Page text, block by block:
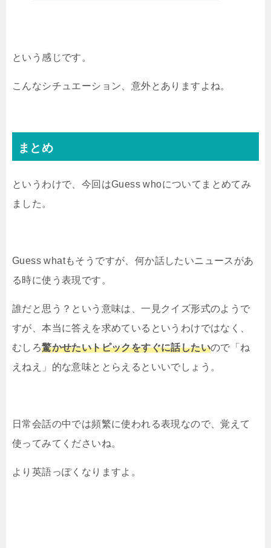
という感じです。
こんなシチュエーション、意外とありますよね。
まとめ
というわけで、今回はGuess whoについてまとめてみ
ました。
Guess whatもそうですが、何か話したいニュースがあ
る時に使う表現です。
誰だと思う？という意味は、一見クイズ形式のようで
すが、本当に答えを求めているというわけではなく、
むしろ驚かせたいトピックをすぐに話したいので「ね
えねえ」的な意味ととらえるといいでしょう。
日常会話の中では頻繁に使われる表現なので、覚えて
使ってみてくださいね。
より英語っぽくなりますよ。